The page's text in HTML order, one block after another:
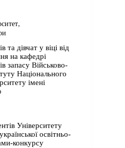
,
дівчат у віці від
на кафедрі
запасу Військово-
Національного
імені
Університету
освітньо-
конкурсу